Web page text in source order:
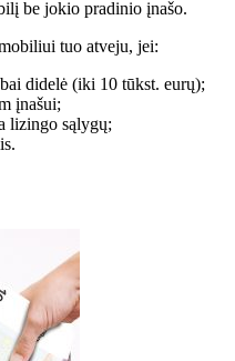
be jokio pradinio įnašo.
tuo atveju, jei:
didelė (iki 10 tūkst. eurų);
įnašui;
lizingo sąlygų;